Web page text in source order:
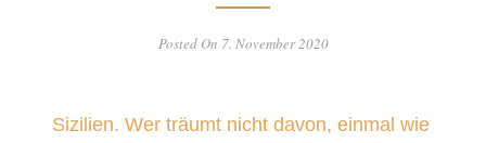
Posted On 7. November 2020
Sizilien. Wer träumt nicht davon, einmal wie